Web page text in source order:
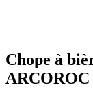
Chope à
ARCOROC